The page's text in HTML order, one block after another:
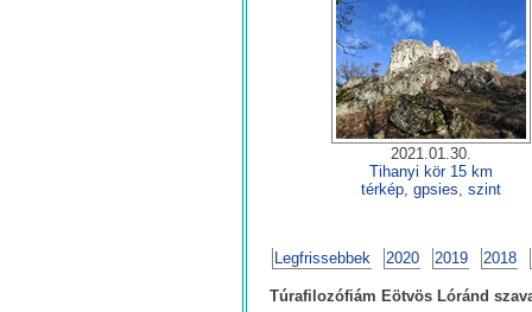
2021.01.30.
Tihanyi kör 15 km
térkép, gpsies, szint
Legfrissebbek 2020 2019 2018
Túrafilozófiám Eötvös Lóránd